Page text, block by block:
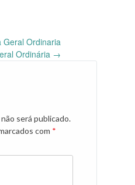
Geral Ordinaria
Ordinária →
será publicado.
com *